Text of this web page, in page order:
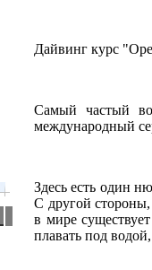
Дайвинг курс
Самый частый
международный
Здесь есть один
С другой стороны,
в мире
плавать под